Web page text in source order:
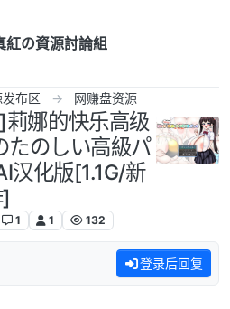
紅の資源討論組
布区 网赚盘资源
娜的快乐高级
たのしい高級パ
汉化版[1.1G/新
1 1 132
登录后回复